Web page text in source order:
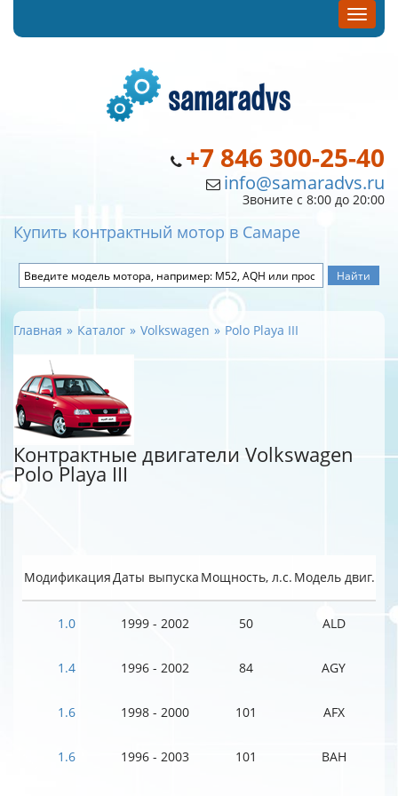
+7 846 300-25-40
info@samaradvs.ru
Звоните с 8:00 до 20:00
Купить контрактный мотор в Самаре
Главная Каталог Volkswagen Polo Playa III
Контрактные двигатели Volkswagen
Polo Playa III
МодификацияДаты выпуска Мощность, л.с. Модель двиг.
1.0 1999 - 2002 50 ALD
1.4 1996 - 2002 84 AGY
1.6 1998 - 2000 101 AFX
1.6 1996 - 2003 101 BAH